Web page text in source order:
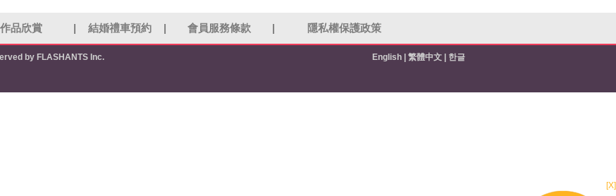
作品欣賞 結婚禮車預約 會員服務條款 隱私權保護政策
by FLASHANTS Inc. English 繁體中文 한글
[X]